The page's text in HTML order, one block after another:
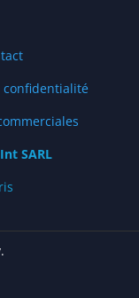
confidentialité
SARL
vos